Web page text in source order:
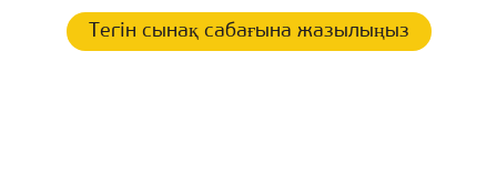
Тегін сынақ сабағына жазылыңыз